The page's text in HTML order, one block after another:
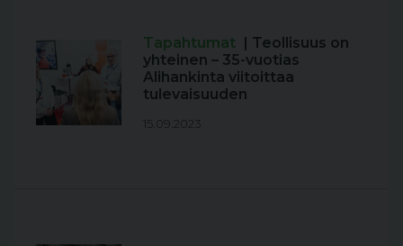
Tapahtumat
| Teollisuus on
yhteinen – 35-vuotias
Alihankinta viitoittaa
tulevaisuuden
15.09.2023